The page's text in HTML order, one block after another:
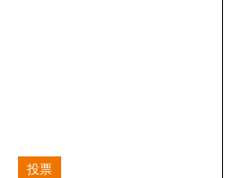
投票